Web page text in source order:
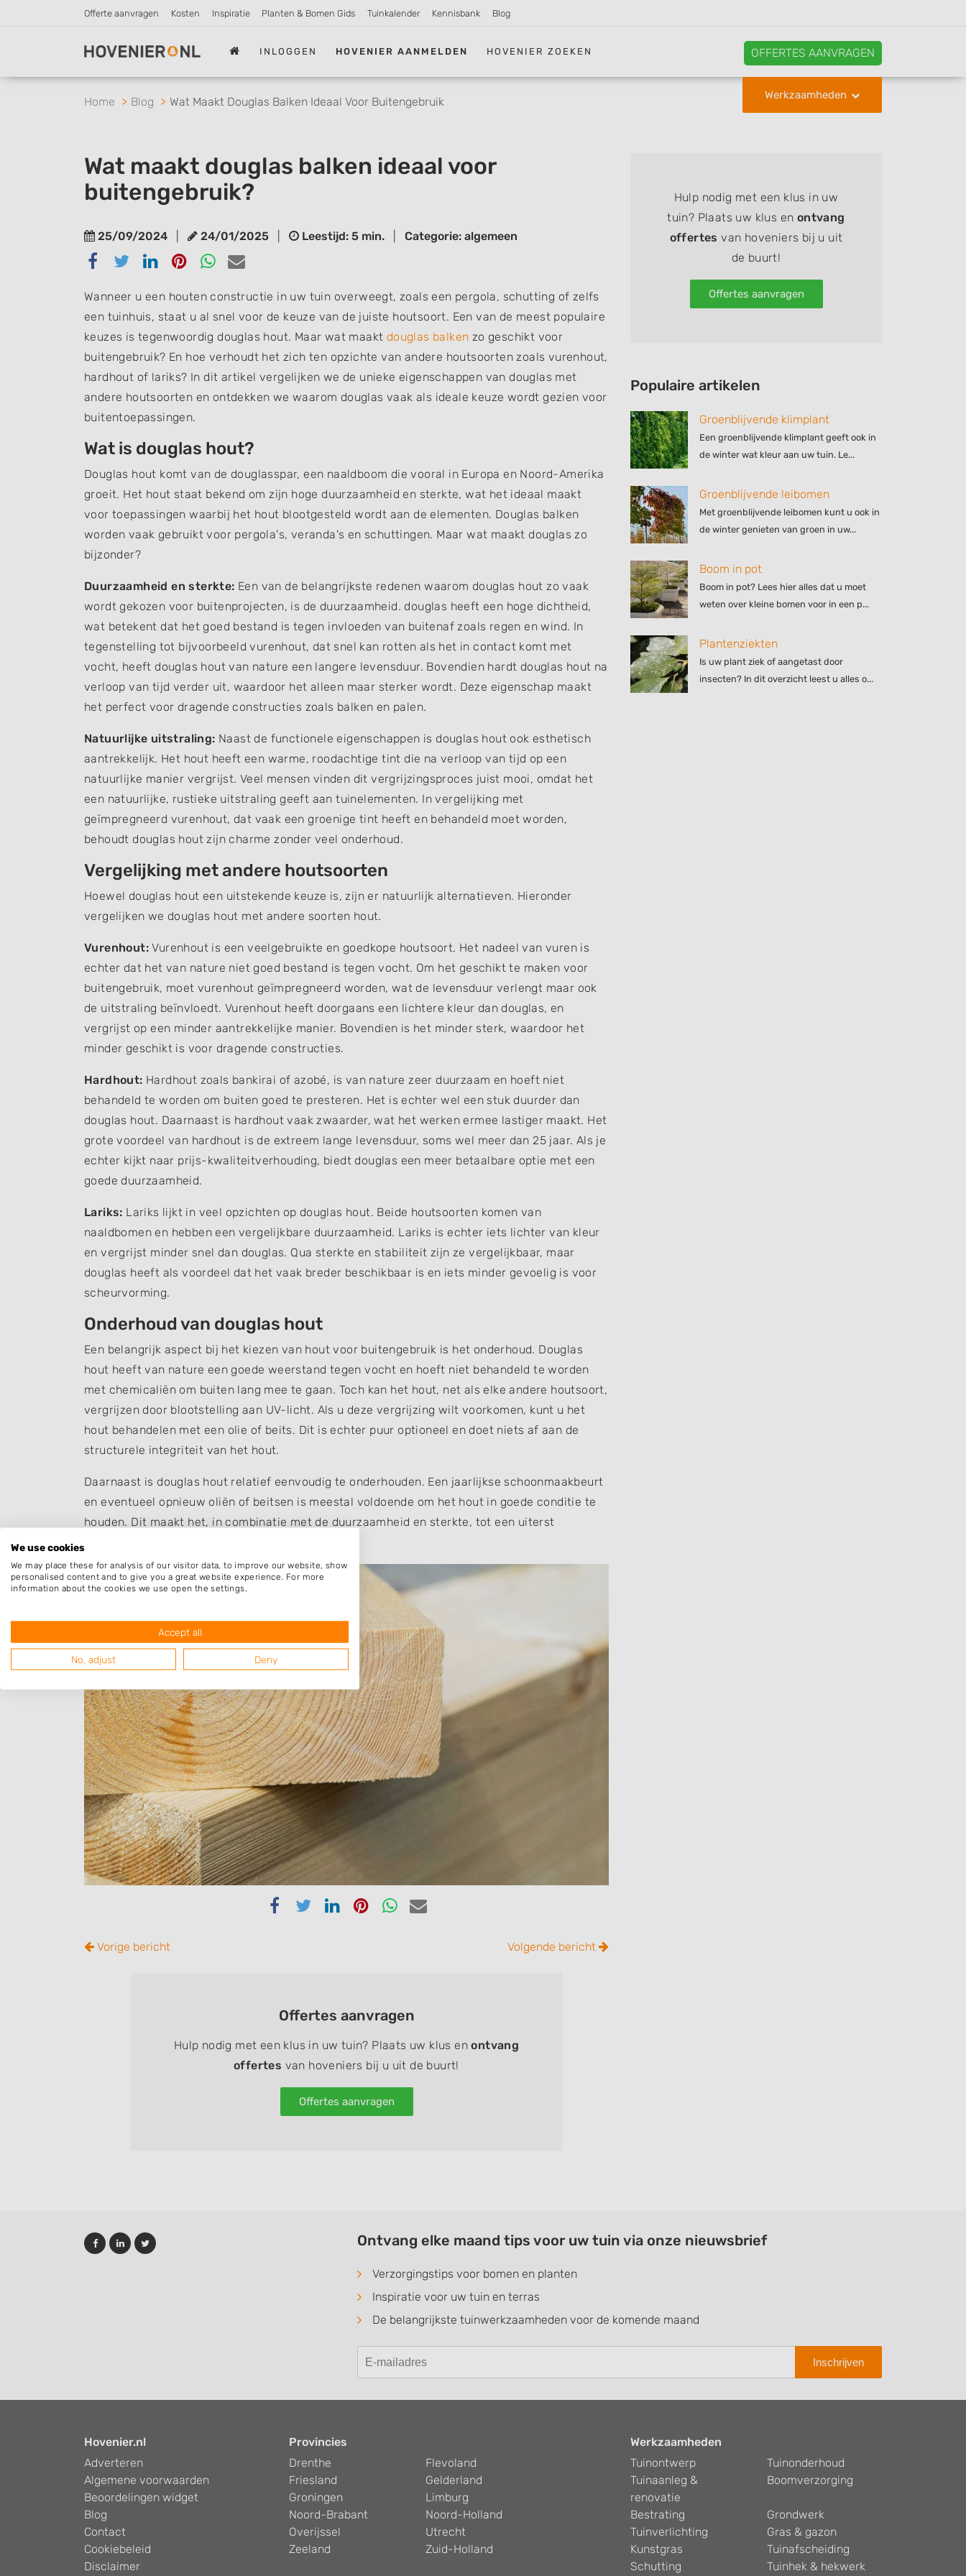
Offerte aanvragen Kosten Inspiratie Planten & Bomen Gids Tuinkalender Kennisbank Blog
INLOGGEN HOVENIER AANMELDEN HOVENIER ZOEKEN OFFERTES AANVRAGEN
Werkzaamheden
Home Blog Wat Maakt Douglas Balken Ideaal Voor Buitengebruik
Wat maakt douglas balken ideaal voor
buitengebruik?
25/09/2024 24/01/2025 Leestijd: 5 min. Categorie: algemeen
Delen
Facebook
Delen
Twitter
Delen
Linkedin
Delen
Pinterest
Delen
Whatsapp
Delen
email
Wanneer u een houten constructie in uw tuin overweegt, zoals een pergola, schutting of zelfs
een tuinhuis, staat u al snel voor de keuze van de juiste houtsoort. Een van de meest populaire
keuzes is tegenwoordig douglas hout. Maar wat maakt douglas balken zo geschikt voor
buitengebruik? En hoe verhoudt het zich ten opzichte van andere houtsoorten zoals vurenhout,
hardhout of lariks? In dit artikel vergelijken we de unieke eigenschappen van douglas met
andere houtsoorten en ontdekken we waarom douglas vaak als ideale keuze wordt gezien voor
buitentoepassingen.
Wat is douglas hout?
Douglas hout komt van de douglasspar, een naaldboom die vooral in Europa en Noord-Amerika
groeit. Het hout staat bekend om zijn hoge duurzaamheid en sterkte, wat het ideaal maakt
voor toepassingen waarbij het hout blootgesteld wordt aan de elementen. Douglas balken
worden vaak gebruikt voor pergola's, veranda's en schuttingen. Maar wat maakt douglas zo
bijzonder?
Duurzaamheid en sterkte: Een van de belangrijkste redenen waarom douglas hout zo vaak
wordt gekozen voor buitenprojecten, is de duurzaamheid. douglas heeft een hoge dichtheid,
wat betekent dat het goed bestand is tegen invloeden van buitenaf zoals regen en wind. In
tegenstelling tot bijvoorbeeld vurenhout, dat snel kan rotten als het in contact komt met
vocht, heeft douglas hout van nature een langere levensduur. Bovendien hardt douglas hout na
verloop van tijd verder uit, waardoor het alleen maar sterker wordt. Deze eigenschap maakt
het perfect voor dragende constructies zoals balken en palen.
Natuurlijke uitstraling: Naast de functionele eigenschappen is douglas hout ook esthetisch
aantrekkelijk. Het hout heeft een warme, roodachtige tint die na verloop van tijd op een
natuurlijke manier vergrijst. Veel mensen vinden dit vergrijzingsproces juist mooi, omdat het
een natuurlijke, rustieke uitstraling geeft aan tuinelementen. In vergelijking met
geïmpregneerd vurenhout, dat vaak een groenige tint heeft en behandeld moet worden,
behoudt douglas hout zijn charme zonder veel onderhoud.
Vergelijking met andere houtsoorten
Hoewel douglas hout een uitstekende keuze is, zijn er natuurlijk alternatieven. Hieronder
vergelijken we douglas hout met andere soorten hout.
Vurenhout:Vurenhout is een veelgebruikte en goedkope houtsoort. Het nadeel van vuren is
echter dat het van nature niet goed bestand is tegen vocht. Om het geschikt te maken voor
buitengebruik, moet vurenhout geïmpregneerd worden, wat de levensduur verlengt maar ook
de uitstraling beïnvloedt. Vurenhout heeft doorgaans een lichtere kleur dan douglas, en
vergrijst op een minder aantrekkelijke manier. Bovendien is het minder sterk, waardoor het
minder geschikt is voor dragende constructies.
Hardhout: Hardhout zoals bankirai of azobé, is van nature zeer duurzaam en hoeft niet
behandeld te worden om buiten goed te presteren. Het is echter wel een stuk duurder dan
douglas hout. Daarnaast is hardhout vaak zwaarder, wat het werken ermee lastiger maakt. Het
grote voordeel van hardhout is de extreem lange levensduur, soms wel meer dan 25 jaar. Als je
echter kijkt naar prijs-kwaliteitverhouding, biedt douglas een meer betaalbare optie met een
goede duurzaamheid.
Lariks: Lariks lijkt in veel opzichten op douglas hout. Beide houtsoorten komen van
naaldbomen en hebben een vergelijkbare duurzaamheid. Lariks is echter iets lichter van kleur
en vergrijst minder snel dan douglas. Qua sterkte en stabiliteit zijn ze vergelijkbaar, maar
douglas heeft als voordeel dat het vaak breder beschikbaar is en iets minder gevoelig is voor
scheurvorming.
Onderhoud van douglas hout
Een belangrijk aspect bij het kiezen van hout voor buitengebruik is het onderhoud. Douglas
hout heeft van nature een goede weerstand tegen vocht en hoeft niet behandeld te worden
met chemicaliën om buiten lang mee te gaan. Toch kan het hout, net als elke andere houtsoort,
vergrijzen door blootstelling aan UV-licht. Als u deze vergrijzing wilt voorkomen, kunt u het
hout behandelen met een olie of beits. Dit is echter puur optioneel en doet niets af aan de
structurele integriteit van het hout.
Daarnaast is douglas hout relatief eenvoudig te onderhouden. Een jaarlijkse schoonmaakbeurt
en eventueel opnieuw oliën of beitsen is meestal voldoende om het hout in goede conditie te
houden. Dit maakt het, in combinatie met de duurzaamheid en sterkte, tot een uiterst
DelenDelenDelenDelenDelenDelen
Vorige bericht Volgende bericht
Offertes aanvragen
Hulp nodig met een klus in uw tuin? Plaats uw klus enontvang
offertes van hoveniers bij u uit de buurt!
Offertes aanvragen
Hulp nodig met een klus in uw
tuin? Plaats uw klus en ontvang
offertes van hoveniers bij u uit
de buurt!
Offertes aanvragen
Populaire artikelen
Groenblijvende klimplant
Een groenblijvende klimplant geeft ook in
de winter wat kleur aan uw tuin. Le...
Groenblijvende leibomen
Met groenblijvende leibomen kunt u ook in
de winter genieten van groen in uw...
Boom in pot
Boom in pot? Lees hier alles dat u moet
weten over kleine bomen voor in een p...
Plantenziekten
Is uw plant ziek of aangetast door
insecten? In dit overzicht leest u alles o...
Ontvang elke maand tips voor uw tuin via onze nieuwsbrief
Verzorgingstips voor bomen en planten
Inspiratie voor uw tuin en terras
De belangrijkste tuinwerkzaamheden voor de komende maand
Inschrijven
Hovenier.nl
Adverteren
Algemene voorwaarden
Beoordelingen widget
Blog
Contact
Cookiebeleid
Disclaimer
Provincies
Drenthe
Flevoland
Friesland
Gelderland
Groningen
Limburg
Noord-Brabant
Noord-Holland
Overijssel
Utrecht
Zeeland
Zuid-Holland
Werkzaamheden
Tuinontwerp
Tuinonderhoud
Tuinaanleg &
renovatie
Boomverzorging
Bestrating
Grondwerk
Tuinverlichting
Gras & gazon
Kunstgras
Tuinafscheiding
Schutting
Tuinhek & hekwerk
We use cookies
We may place these for analysis of our visitor data, to improve our website, show
personalised content and to give you a great website experience. For more
information about the cookies we use open the settings.
Accept all
No, adjust Deny